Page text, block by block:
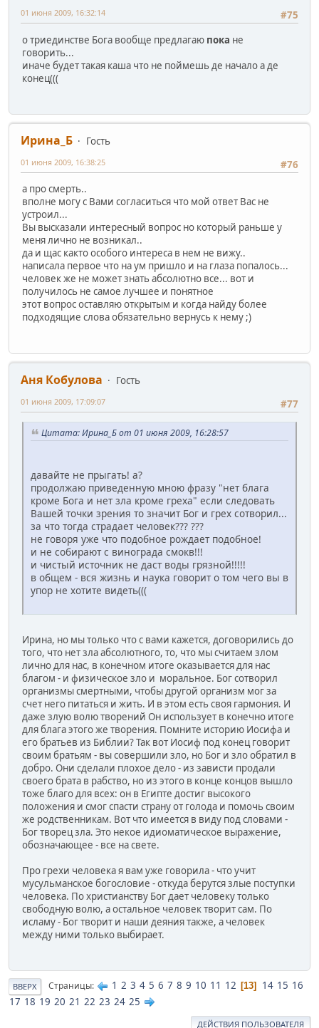
#75
01 июня 2009, 16:32:14
о триединстве Бога вообще предлагаю пока не
говорить...
иначе будет такая каша что не поймешь де начало а де
конец(((
Ирина_Б
Гость
#76
01 июня 2009, 16:38:25
а про смерть..
вполне могу с Вами согласиться что мой ответ Вас не
устроил...
Вы высказали интересный вопрос но который раньше у
меня лично не возникал..
да и щас както особого интереса в нем не вижу..
написала первое что на ум пришло и на глаза попалось...
человек же не может знать абсолютно все... вот и
получилось не самое лучшее и понятное
этот вопрос оставляю открытым и когда найду более
подходящие слова обязательно вернусь к нему ;)
Аня Кобулова
Гость
#77
01 июня 2009, 17:09:07
Цитата: Ирина_Б от 01 июня 2009, 16:28:57
давайте не прыгать! а?
продолжаю приведенную мною фразу "нет блага
кроме Бога и нет зла кроме греха" если следовать
Вашей точки зрения то значит Бог и грех сотворил...
за что тогда страдает человек??? ???
не говоря уже что подобное рождает подобное!
и не собирают с винограда смокв!!!
и чистый источник не даст воды грязной!!!!!
в общем - вся жизнь и наука говорит о том чего вы в
упор не хотите видеть(((
Ирина, но мы только что с вами кажется, договорились до
того, что нет зла абсолютного, то, что мы считаем злом
лично для нас, в конечном итоге оказывается для нас
благом - и физическое зло и моральное. Бог сотворил
организмы смертными, чтобы другой организм мог за
счет него питаться и жить. И в этом есть своя гармония. И
даже злую волю творений Он использует в конечно итоге
для блага этого же творения. Помните историю Иосифа и
его братьев из Библии? Так вот Иосиф под конец говорит
своим братьям - вы совершили зло, но Бог и зло обратил в
добро. Они сделали плохое дело - из зависти продали
своего брата в рабство, но из этого в конце концов вышло
тоже благо для всех: он в Египте достиг высокого
положения и смог спасти страну от голода и помочь своим
же родственникам. Вот что имеется в виду под словами -
Бог творец зла. Это некое идиоматическое выражение,
обозначающее - все на свете.
Про грехи человека я вам уже говорила - что учит
мусульманское богословие - откуда берутся злые поступки
человека. По христианству Бог дает человеку только
свободную волю, а остальное человек творит сам. По
исламу - Бог творит и наши деяния также, а человек
между ними только выбирает.
ВВЕРХ Страницы 1 2 3 4 5 6 7 8 9 10 11 12 13 14 15 16
17 18 19 20 21 22 23 24 25
ДЕЙСТВИЯ ПОЛЬЗОВАТЕЛЯ